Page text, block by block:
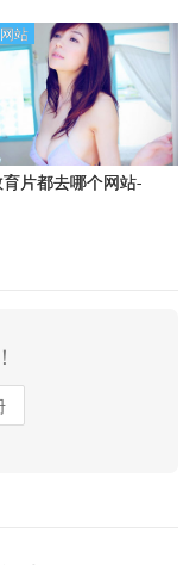
片都去哪个网站-
站